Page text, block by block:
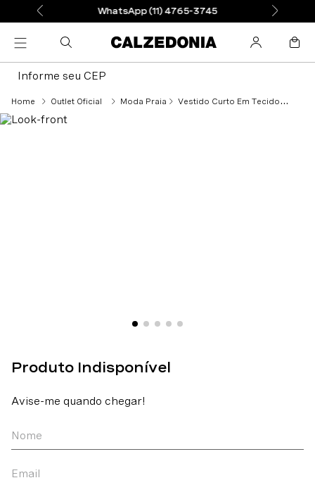
WhatsApp (11) 4765-3745
Informe seu CEP
Outlet Oficial Moda Praia Vestido Curto Em Tecido - Branco